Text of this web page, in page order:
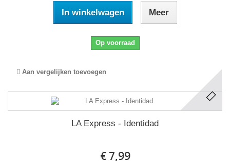
In winkelwagen Meer
Op voorraad
Aan vergelijken toevoegen
LA Express - Identidad
€ 7,99